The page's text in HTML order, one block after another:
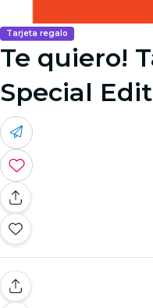
Tarjeta regalo
Te quiero!
Special